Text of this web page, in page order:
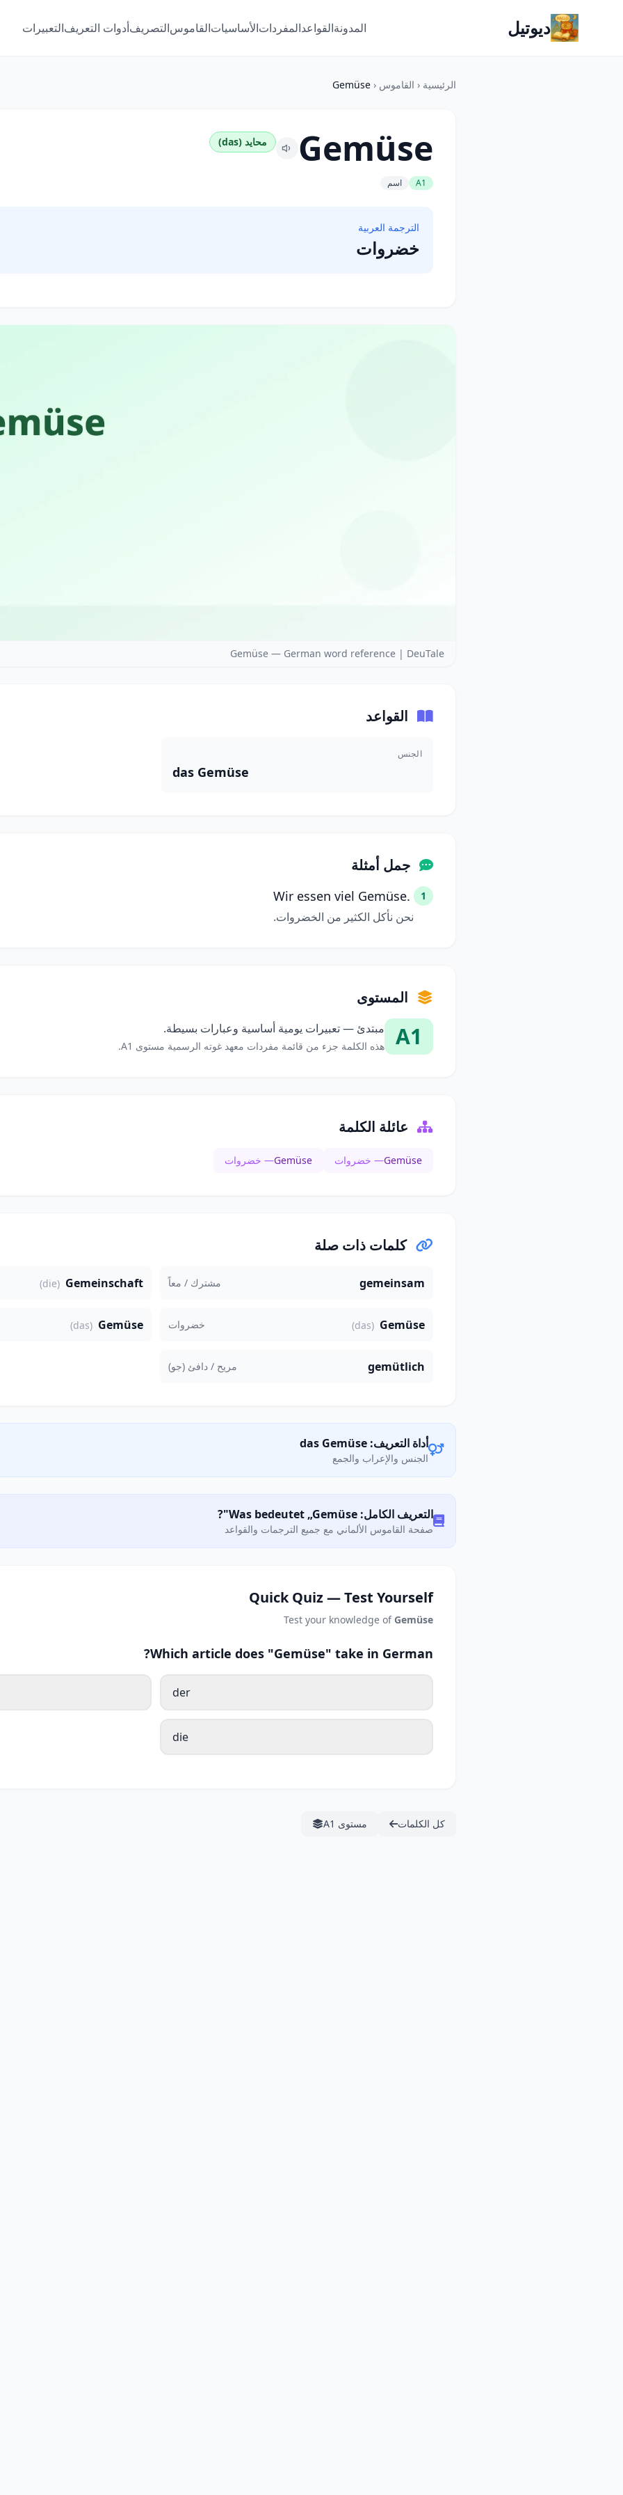
ديوتيل المدونةالقواعدالمفرداتالأساسياتالقاموسالتصريفأدوات التعريفالتعبيرات
الرئيسية ‹ القاموس ‹
Gemüse
Gemüse محايد (das)
A1 اسم
الترجمة العربية
خضروات
Gemüse — German word reference | DeuTale
القواعد
الجنس
das Gemüse
جمل أمثلة
1
Wir essen viel Gemüse.
نحن نأكل الكثير من الخضروات.
المستوى
A1 مبتدئ — تعبيرات يومية أساسية وعبارات بسيطة.
هذه الكلمة جزء من قائمة مفردات معهد غوته الرسمية مستوى A1.
عائلة الكلمة
Gemüse— خضروات Gemüse— خضروات
كلمات ذات صلة
gemeinsam مشترك / معاً Gemeinschaft
(die)
Gemüse
(das) خضروات Gemüse
(das)
gemütlich مريح / دافئ (جو)
أداة التعريف: das Gemüse
الجنس والإعراب والجمع
التعريف الكامل: Was bedeutet „Gemüse"?
صفحة القاموس الألماني مع جميع الترجمات والقواعد
Quick Quiz — Test Yourself
Test your knowledge of Gemüse
Which article does "Gemüse" take in German?
der
die
كل الكلمات مستوى A1